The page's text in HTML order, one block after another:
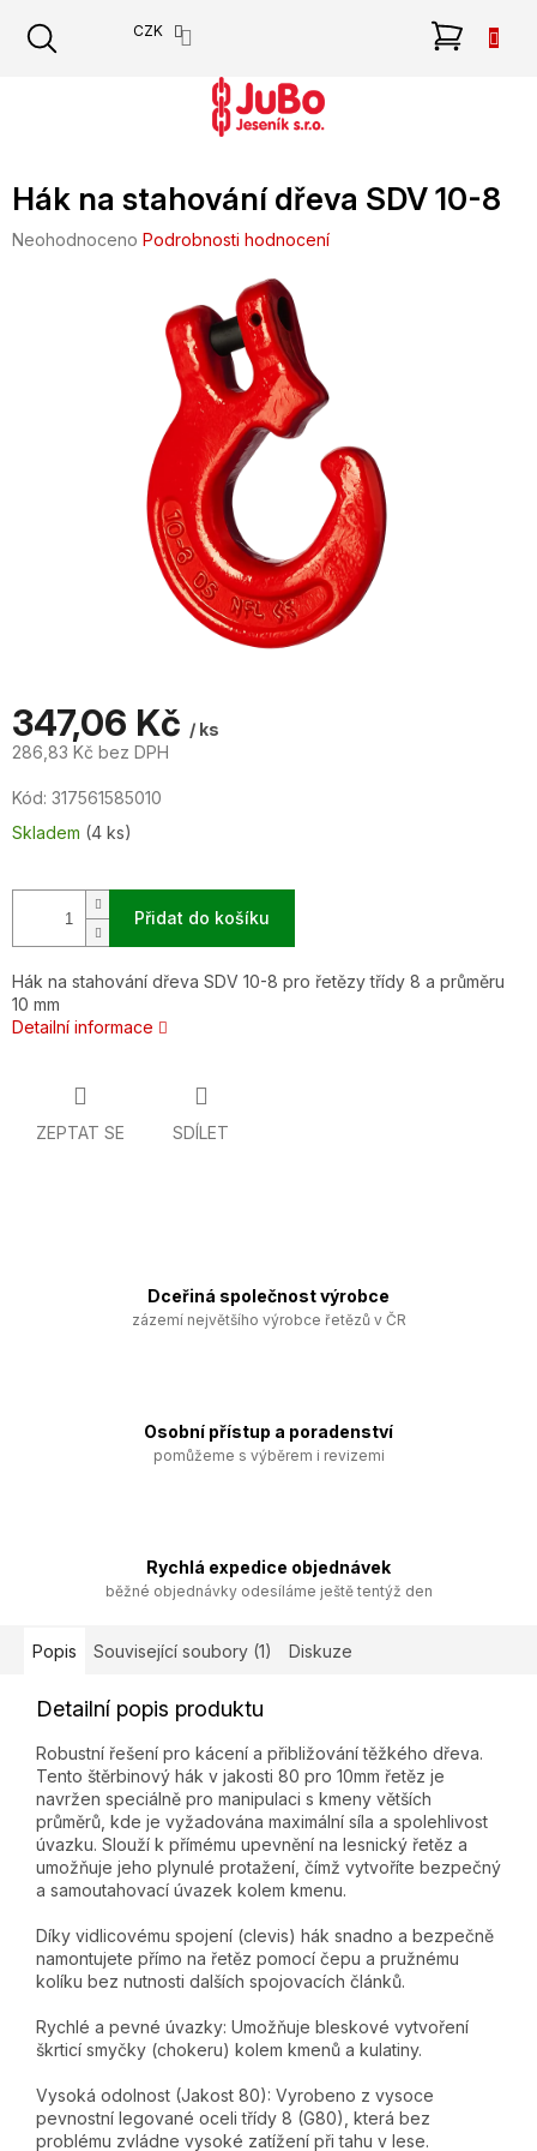
obsah
CZK
Hák na stahování dřeva SDV 10-8
Průměrné
Neohodnoceno Podrobnosti hodnocení
347,06 Kč / ks
286,83 Kč bez DPH
cena:
Kód: 317561585010
Skladem (4 ks)
Přidat do košíku
Hák na stahování dřeva SDV 10-8 pro řetězy třídy 8 a průměru
10 mm
Detailní informace
ZEPTAT SE SDÍLET
Dceřiná společnost výrobce
zázemí největšího výrobce řetězů v ČR
Osobní přístup a poradenství
pomůžeme s výběrem i revizemi
Rychlá expedice objednávek
běžné objednávky odesíláme ještě tentýž den
Popis Související soubory (1) Diskuze
Detailní popis produktu
Robustní řešení pro kácení a přibližování těžkého dřeva.
Tento štěrbinový hák v jakosti 80 pro 10mm řetěz je
navržen speciálně pro manipulaci s kmeny větších
průměrů, kde je vyžadována maximální síla a spolehlivost
úvazku. Slouží k přímému upevnění na lesnický řetěz a
umožňuje jeho plynulé protažení, čímž vytvoříte bezpečný
a samoutahovací úvazek kolem kmenu.
Díky vidlicovému spojení (clevis) hák snadno a bezpečně
namontujete přímo na řetěz pomocí čepu a pružnému
kolíku bez nutnosti dalších spojovacích článků.
Rychlé a pevné úvazky: Umožňuje bleskové vytvoření
škrticí smyčky (chokeru) kolem kmenů a kulatiny.
Vysoká odolnost (Jakost 80): Vyrobeno z vysoce
pevnostní legované oceli třídy 8 (G80), která bez
problému zvládne vysoké zatížení při tahu v lese.